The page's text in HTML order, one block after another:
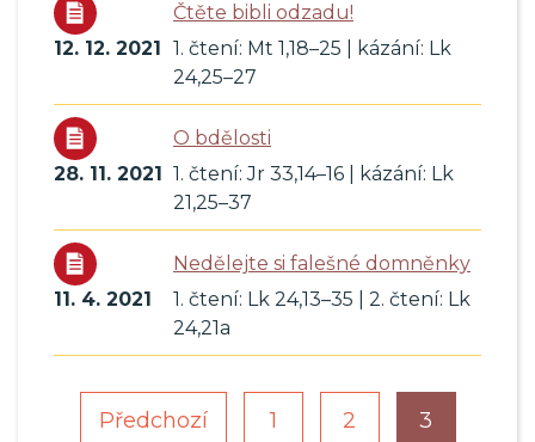
Čtěte bibli odzadu!
12. 12. 2021 1. čtení: Mt 1,18–25 | kázání: Lk
24,25–27
O bdělosti
28. 11. 2021 1. čtení: Jr 33,14–16 | kázání: Lk
21,25–37
Nedělejte si falešné domněnky
11. 4. 2021
1. čtení: Lk 24,13–35 | 2. čtení: Lk
24,21a
Předchozí 1 2 3